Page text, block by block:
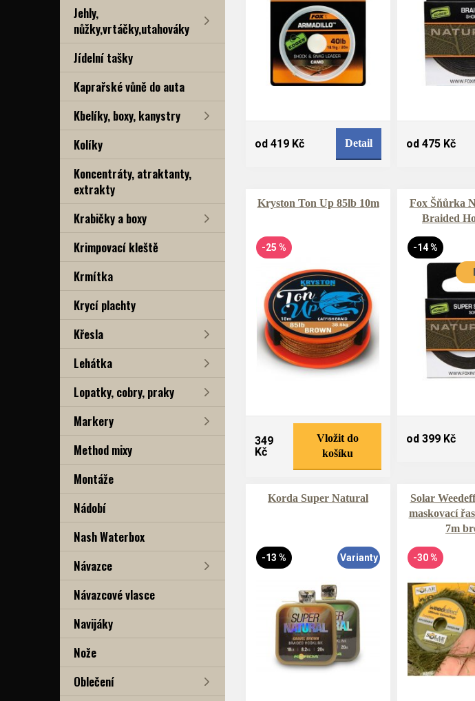
Jehly,
nůžky,vrtáčky,utahováky
Jídelní tašky
Kaprařské vůně do auta
Kbelíky, boxy, kanystry
Kolíky
Koncentráty, atraktanty,
extrakty
Krabičky a boxy
Krimpovací kleště
Krmítka
Krycí plachty
Křesla
Lehátka
Lopatky, cobry, praky
Markery
Method mixy
Montáže
Nádobí
Nash Waterbox
Návazce
Návazcové vlasce
Navijáky
Nože
Oblečení
od 419 Kč Detail od 475 Kč
Kryston Ton Up 85lb 10m
-25 %
349
Kč
Vložit do
košíku
Fox Šňůrka
Braided
-14 %
od 399 Kč
Korda Super Natural
-13 % Varianty
Solar
maskovací
7m
-30 %